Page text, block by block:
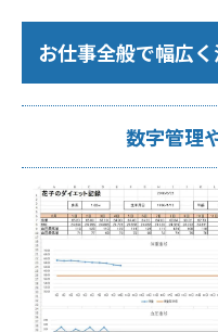
お仕事全般で幅広
数字管理